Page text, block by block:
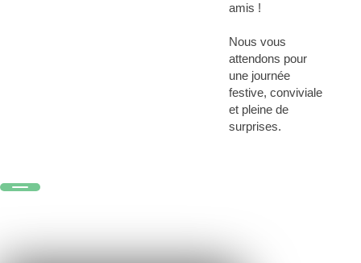
amis !
Nous vous
attendons pour
une journée
festive, conviviale
et pleine de
surprises.